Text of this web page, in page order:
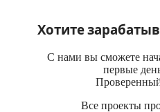
Хотите
С нами вы сможете
первые
Все проекты